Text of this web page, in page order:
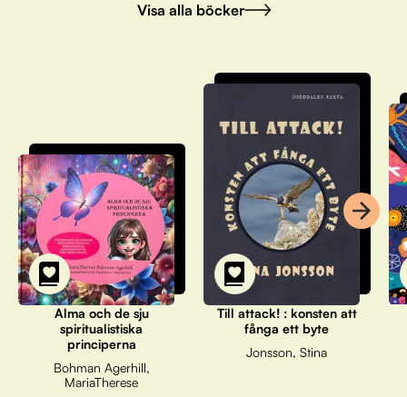
Visa alla böcker
Alma och de sju
spiritualistiska
principerna
Bohman Agerhill,
MariaTherese
Till attack! : konsten att
fånga ett byte
Jonsson, Stina